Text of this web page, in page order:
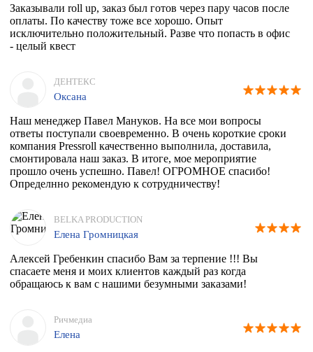
Заказывали roll up, заказ был готов через пару часов после
оплаты. По качеству тоже все хорошо. Опыт
исключительно положительный. Разве что попасть в офис
- целый квест
ДЕНТЕКС
Оксана
Наш менеджер Павел Мануков. На все мои вопросы
ответы поступали своевременно. В очень короткие сроки
компания Pressroll качественно выполнила, доставила,
смонтировала наш заказ. В итоге, мое мероприятие
прошло очень успешно. Павел! ОГРОМНОЕ спасибо!
Определнно рекомендую к сотрудничеству!
BELKA PRODUCTION
Елена Громницкая
Алексей Гребенкин спасибо Вам за терпение !!! Вы
спасаете меня и моих клиентов каждый раз когда
обращаюсь к вам с нашими безумными заказами!
Ричмедиа
Елена